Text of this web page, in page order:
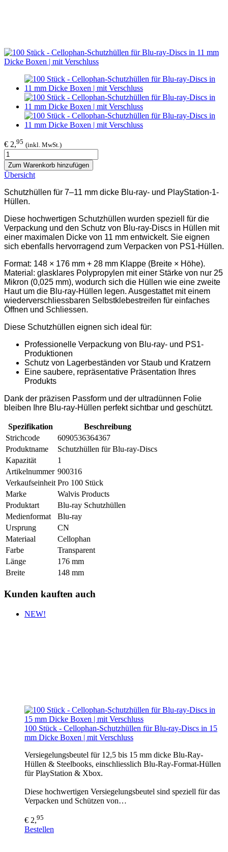
€ 2,95 (inkl. MwSt.)
Zum Warenkorb hinzufügen
Übersicht
Schutzhüllen für 7–11 mm dicke Blu-ray- und PlayStation-1-
Hüllen.
Diese hochwertigen Schutzhüllen wurden speziell für die
Verpackung und den Schutz von Blu-ray-Discs in Hüllen mit
einer maximalen Dicke von 11 mm entwickelt. Sie eignen
sich ebenfalls hervorragend zum Verpacken von PS1-Hüllen.
Format: 148 × 176 mm + 28 mm Klappe (Breite × Höhe).
Material: glasklares Polypropylen mit einer Stärke von nur 25
Mikron (0,025 mm), wodurch sich die Hüllen wie eine zweite
Haut um die Blu-ray-Hüllen legen. Ausgestattet mit einem
wiederverschliessbaren Selbstklebestreifen für einfaches
Öffnen und Schliessen.
Diese Schutzhüllen eignen sich ideal für:
Professionelle Verpackung von Blu-ray- und PS1-
Produktionen
Schutz von Lagerbeständen vor Staub und Kratzern
Eine saubere, repräsentative Präsentation Ihres
Produkts
Dank der präzisen Passform und der ultradünnen Folie
bleiben Ihre Blu-ray-Hüllen perfekt sichtbar und geschützt.
Spezifikation
Beschreibung
Strichcode
6090536364367
Produktname
Schutzhüllen für Blu-ray-Discs
Kapazität
1
Artikelnummer 900316
Verkaufseinheit Pro 100 Stück
Marke
Walvis Products
Produktart
Blu-ray Schutzhüllen
Medienformat
Blu-ray
Ursprung
CN
Materiaal
Cellophan
Farbe
Transparent
Länge
176 mm
Breite
148 mm
Kunden kauften auch
NEW!
100 Stück - Cellophan-Schutzhüllen für Blu-ray-Discs in 15
mm Dicke Boxen | mit Verschluss
Versiegelungsbeutel für 12,5 bis 15 mm dicke Blu-Ray-
Hüllen & Steelbooks, einschliesslich Blu-Ray-Format-Hüllen
für PlayStation & Xbox.
Diese hochwertigen Versiegelungsbeutel sind speziell für das
Verpacken und Schützen von…
€ 2,95
Bestellen